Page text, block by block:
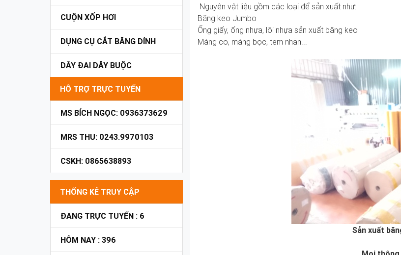
CUỘN XỐP HƠI
DỤNG CỤ CẮT BĂNG DÍNH
DÂY ĐAI DÂY BUỘC
HỖ TRỢ TRỰC TUYẾN
MS BÍCH NGỌC: 0936373629
MRS THU: 0243.9970103
CSKH: 0865638893
THỐNG KÊ TRUY CẬP
ĐANG TRỰC TUYẾN : 6
HÔM NAY : 396
Nguyên vật liệu gồm các loại để sản xuất như:
Băng keo Jumbo
Ống giấy, ống nhựa, lõi nhựa sản xuất băng keo
Màng co, màng bọc, tem nhãn...
Sản xuất